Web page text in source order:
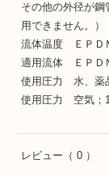
その他の外径が鋼
用できません。）
流体温度 ＥＰＤ
適用流体 ＥＰＤ
使用圧力 水、薬
使用圧力 空気；
レビュー （ 0 ）